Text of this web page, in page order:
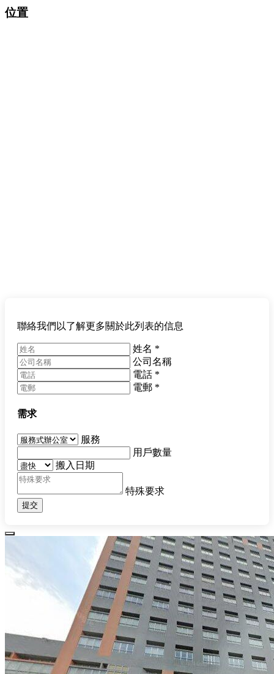
位置
聯絡我們以了解更多關於此列表的信息
姓名 *
公司名稱
電話 *
電郵 *
需求
服務
用戶數量
搬入日期
特殊要求
提交